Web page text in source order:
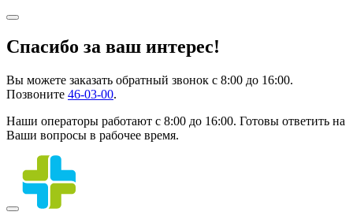
Спасибо за ваш интерес!
Вы можете заказать обратный звонок с 8:00 до 16:00.
Позвоните 46-03-00.
Наши операторы работают с 8:00 до 16:00. Готовы ответить на
Ваши вопросы в рабочее время.